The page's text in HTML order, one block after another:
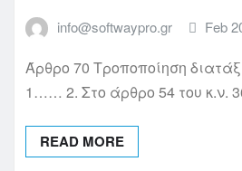
info@softwaypro.gr Feb
Άρθρο 70 Τροποποίηση
1…… 2. Στο άρθρο 54 του κ.ν.
READ MORE